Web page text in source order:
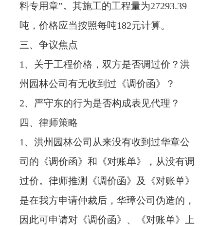
料专用章”。其施工的工程量为27293.39
吨，价格应当按照每吨182元计算。
三、争议焦点
1、关于工程价格，双方是否调过价？洪
州园林公司有无收到过《调价函》？
2、严守东的行为是否构成表见代理？
四、律师策略
1、洪州园林公司从来没有收到过华章公
司的《调价函》和《对账单》，从没有调
过价。律师推测《调价函》及《对账单》
是在我方申请仲裁后，华璋公司伪造的，
因此可申请对《调价函》、《对账单》上